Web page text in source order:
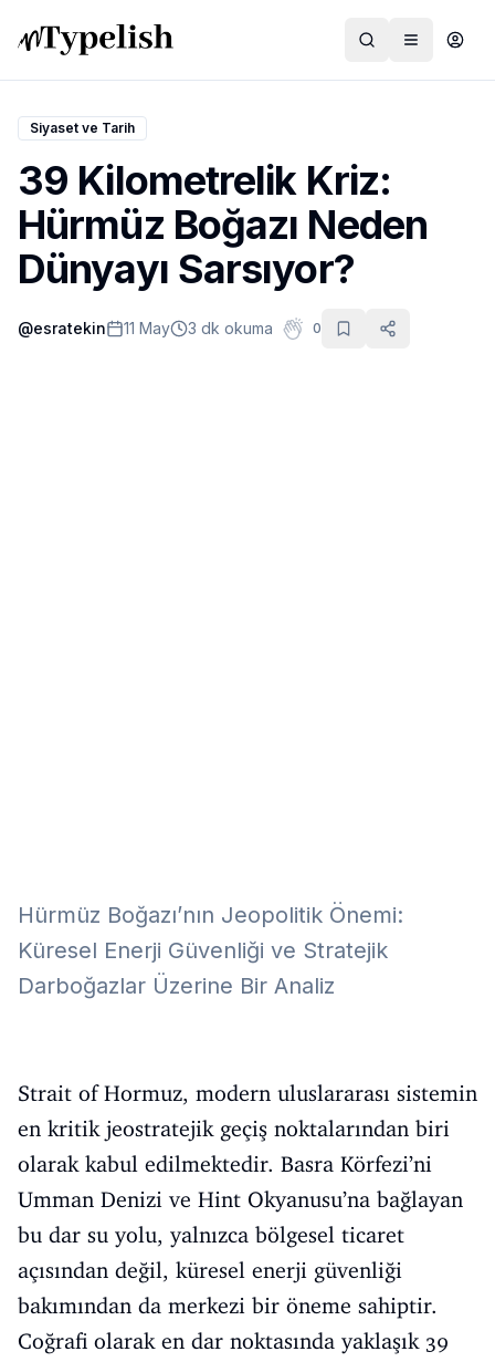
Dünya
Film ve Dizi
Kültür ve Sanat
Sağlık
Siyaset ve Tarih
39 Kilometrelik Kriz:
Hürmüz Boğazı Neden
Dünyayı Sarsıyor?
@esratekin 11 May 3 dk okuma 0
Hürmüz Boğazı’nın Jeopolitik Önemi:
Küresel Enerji Güvenliği ve Stratejik
Darboğazlar Üzerine Bir Analiz
Strait of Hormuz, modern uluslararası sistemin
en kritik jeostratejik geçiş noktalarından biri
olarak kabul edilmektedir. Basra Körfezi’ni
Umman Denizi ve Hint Okyanusu’na bağlayan
bu dar su yolu, yalnızca bölgesel ticaret
açısından değil, küresel enerji güvenliği
bakımından da merkezi bir öneme sahiptir.
Coğrafi olarak en dar noktasında yaklaşık 39